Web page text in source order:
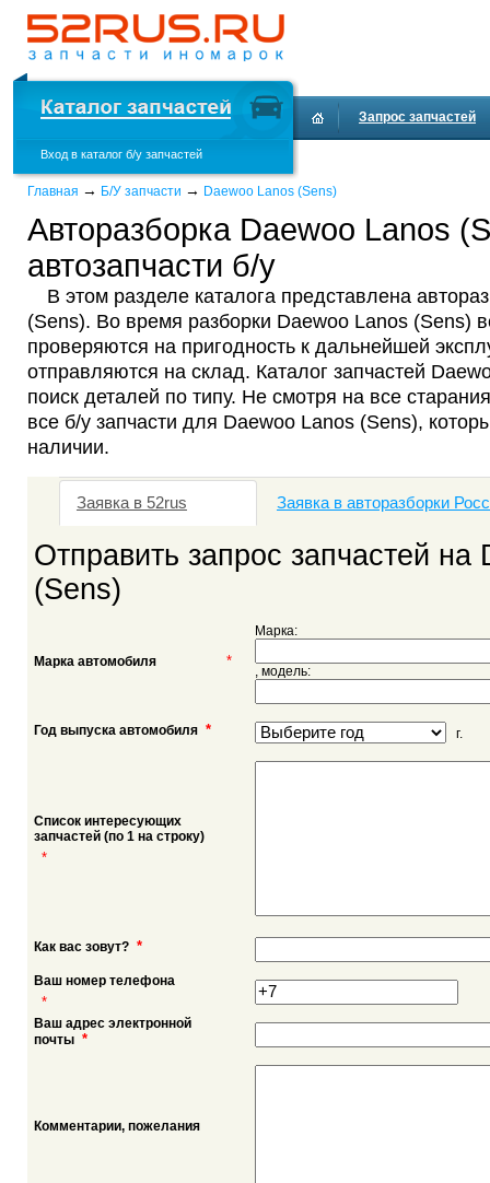
Вход в каталог б/у запчастей
Запрос запчастей
Главная → Б/У запчасти → Daewoo Lanos (Sens)
Авторазборка Daewoo Lanos
автозапчасти б/у
В этом разделе каталога представлена
(Sens). Во время разборки Daewoo Lanos (Sens)
проверяются на пригодность к дальнейшей
отправляются на склад. Каталог запчастей
поиск деталей по типу. Не смотря на все
все б/у запчасти для Daewoo Lanos (Sens),
наличии.
Заявка в 52rus Заявка в авторазборки
Отправить запрос запчастей на
(Sens)
Марка автомобиля *
Марка:
, модель:
Год выпуска автомобиля * г.
Список интересующих
запчастей (по 1 на строку)
*
Как вас зовут? *
Ваш номер телефона
*
Ваш адрес электронной
почты *
Комментарии, пожелания